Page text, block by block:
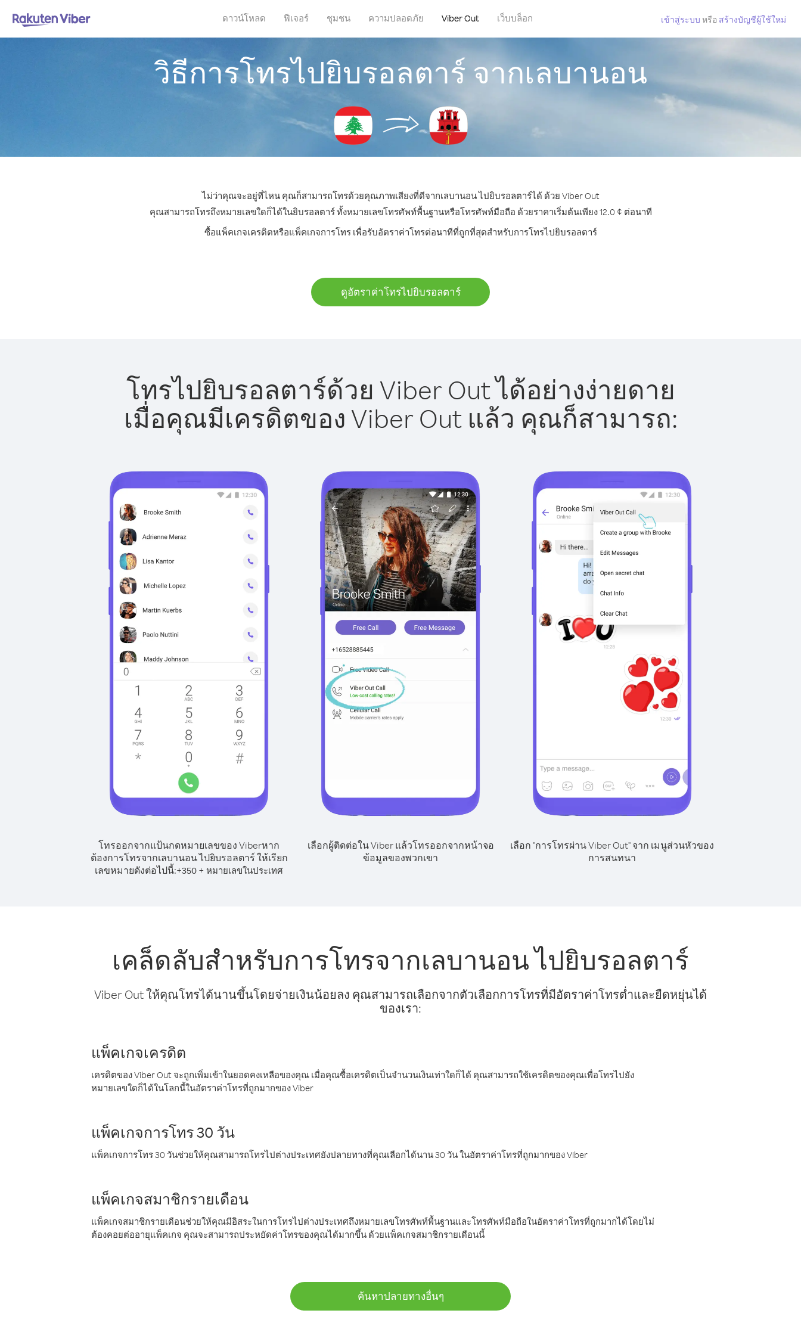
ดาวน์โหลด ฟีเจอร์ ชุมชน ความปลอดภัย Viber Out เว็บบล็อก เข้าสู่ระบบ หรือ สร้างบัญชีผู้ใช้ใหม่
วิธีการโทรไปยิบรอลตาร์ จากเลบานอน
ไม่ว่าคุณจะอยู่ที่ไหน คุณก็สามารถโทรด้วยคุณภาพเสียงที่ดีจากเลบานอน ไปยิบรอลตาร์ได้ ด้วย Viber Out
คุณสามารถโทรถึงหมายเลขใดก็ได้ในยิบรอลตาร์ ทั้งหมายเลขโทรศัพท์พื้นฐานหรือโทรศัพท์มือถือ ด้วยราคาเริ่มต้นเพียง 12.0 ¢ ต่อนาที
ซื้อแพ็คเกจเครดิตหรือแพ็คเกจการโทร เพื่อรับอัตราค่าโทรต่อนาทีที่ถูกที่สุดสำหรับการโทรไปยิบรอลตาร์
ดูอัตราค่าโทรไปยิบรอลตาร์
โทรไปยิบรอลตาร์ด้วย Viber Out ได้อย่างง่ายดาย
เมื่อคุณมีเครดิตของ Viber Out แล้ว คุณก็สามารถ:
โทรออกจากแป้นกดหมายเลขของ Viberหาก
ต้องการโทรจากเลบานอน ไปยิบรอลตาร์ ให้เรียก
เลขหมายดังต่อไปนี้:+350 + หมายเลขในประเทศ
เลือกผู้ติดต่อใน Viber แล้วโทรออกจากหน้าจอ
ข้อมูลของพวกเขา
เลือก "การโทรผ่าน Viber Out" จาก เมนูส่วนหัวของ
การสนทนา
เคล็ดลับสำหรับการโทรจากเลบานอน ไปยิบรอลตาร์
Viber Out ให้คุณโทรได้นานขึ้นโดยจ่ายเงินน้อยลง คุณสามารถเลือกจากตัวเลือกการโทรที่มีอัตราค่าโทรต่ำและยืดหยุ่นได้
ของเรา:
แพ็คเกจเครดิต
เครดิตของ Viber Out จะถูกเพิ่มเข้าในยอดคงเหลือของคุณ เมื่อคุณซื้อเครดิตเป็นจำนวนเงินเท่าใดก็ได้ คุณสามารถใช้เครดิตของคุณเพื่อโทรไปยัง
หมายเลขใดก็ได้ในโลกนี้ในอัตราค่าโทรที่ถูกมากของ Viber
แพ็คเกจการโทร 30 วัน
แพ็คเกจการโทร 30 วันช่วยให้คุณสามารถโทรไปต่างประเทศยังปลายทางที่คุณเลือกได้นาน 30 วัน ในอัตราค่าโทรที่ถูกมากของ Viber
แพ็คเกจสมาชิกรายเดือน
แพ็คเกจสมาชิกรายเดือนช่วยให้คุณมีอิสระในการโทรไปต่างประเทศถึงหมายเลขโทรศัพท์พื้นฐานและโทรศัพท์มือถือในอัตราค่าโทรที่ถูกมากได้โดยไม่
ต้องคอยต่ออายุแพ็คเกจ คุณจะสามารถประหยัดค่าโทรของคุณได้มากขึ้น ด้วยแพ็คเกจสมาชิกรายเดือนนี้
ค้นหาปลายทางอื่นๆ